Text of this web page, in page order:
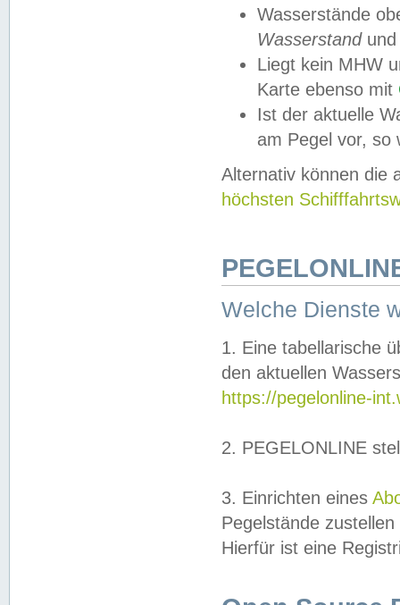
Wasserstände
Wasserstandund
Liegt kein MHW
Karte ebenso mit
Ist der aktuelle
am Pegel vor,
Alternativ können die
höchsten
Welche Dienste
1. Eine tabellarische
den aktuellen
https://pegelonline-
2. PEGELONLINE
3. Einrichten eines
Pegelstände
Hierfür ist eine